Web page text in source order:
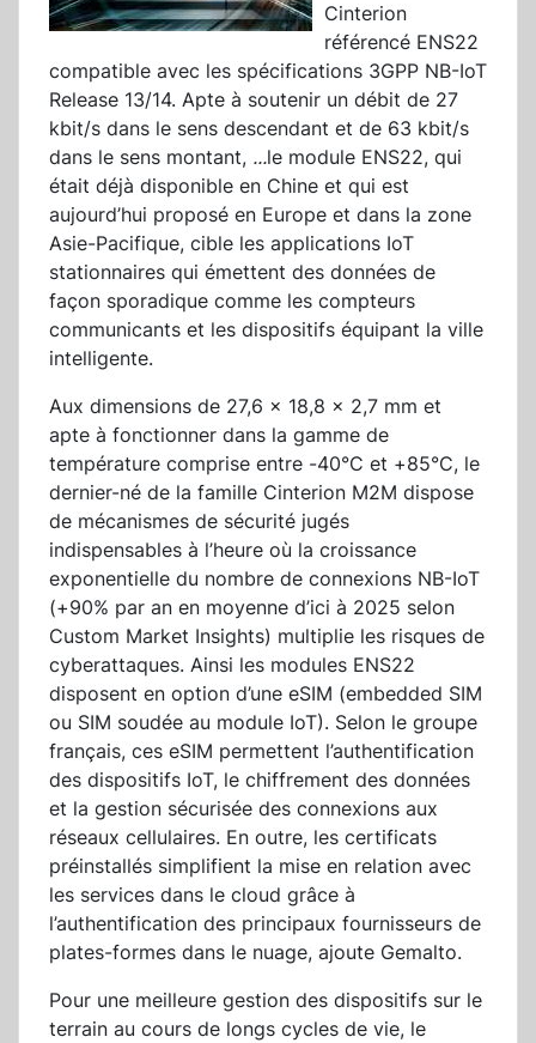
Cinterion
référencé ENS22
compatible avec les spécifications 3GPP NB-IoT
Release 13/14. Apte à soutenir un débit de 27
kbit/s dans le sens descendant et de 63 kbit/s
dans le sens montant, ...le module ENS22, qui
était déjà disponible en Chine et qui est
aujourd’hui proposé en Europe et dans la zone
Asie-Pacifique, cible les applications IoT
stationnaires qui émettent des données de
façon sporadique comme les compteurs
communicants et les dispositifs équipant la ville
intelligente.
Aux dimensions de 27,6 x 18,8 x 2,7 mm et
apte à fonctionner dans la gamme de
température comprise entre -40°C et +85°C, le
dernier-né de la famille Cinterion M2M dispose
de mécanismes de sécurité jugés
indispensables à l’heure où la croissance
exponentielle du nombre de connexions NB-IoT
(+90% par an en moyenne d’ici à 2025 selon
Custom Market Insights) multiplie les risques de
cyberattaques. Ainsi les modules ENS22
disposent en option d’une eSIM (embedded SIM
ou SIM soudée au module IoT). Selon le groupe
français, ces eSIM permettent l’authentification
des dispositifs IoT, le chiffrement des données
et la gestion sécurisée des connexions aux
réseaux cellulaires. En outre, les certificats
préinstallés simplifient la mise en relation avec
les services dans le cloud grâce à
l’authentification des principaux fournisseurs de
plates-formes dans le nuage, ajoute Gemalto.
Pour une meilleure gestion des dispositifs sur le
terrain au cours de longs cycles de vie, le